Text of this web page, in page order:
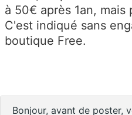
à 50€ après 1an, mais
C'est indiqué sans
boutique Free.
Bonjour, avant de poster,